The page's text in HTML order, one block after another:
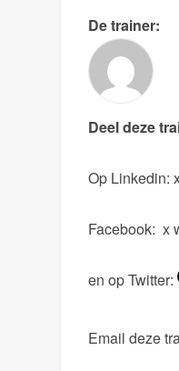
De trainer:
Deel deze
Op Linkedin:
Facebook: x
en op Twitter:
Email deze